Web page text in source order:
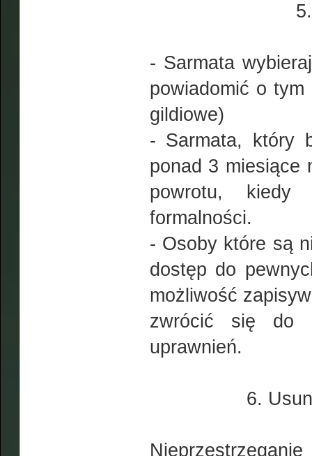
- Sarmata
powiadomić o
gildiowe)
- Sarmata, który
ponad 3 miesiące
powrotu, kiedy
formalności.
- Osoby które są
dostęp do
możliwość
zwrócić się do
uprawnień.
6.